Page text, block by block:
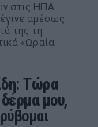
στις ΗΠΑ
αμέσως
της τη
«Ωραία
Τώρα
μου,